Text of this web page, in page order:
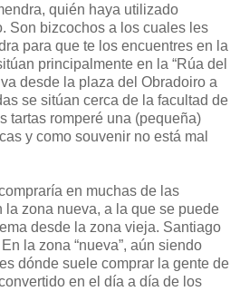
quién haya utilizado
Son bizcochos a los cuales les
para que te los encuentres en la
principalmente en la “Rúa del
desde la plaza del Obradoiro a
se sitúan cerca de la facultad de
tartas romperé una (pequeña)
y como souvenir no está mal
en muchas de las
la zona nueva, a la que se puede
desde la zona vieja. Santiago
la zona “nueva”, aún siendo
dónde suele comprar la gente de
en el día a día de los